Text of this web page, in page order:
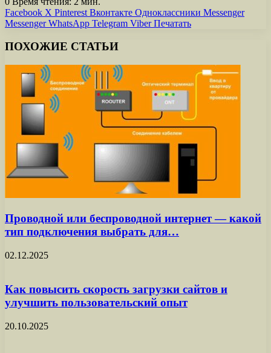
Facebook X Pinterest Вконтакте Одноклассники Messenger
Messenger WhatsApp Telegram Viber Печатать
ПОХОЖИЕ СТАТЬИ
Проводной или беспроводной интернет — какой
тип подключения выбрать для…
02.12.2025
Как повысить скорость загрузки сайтов и
улучшить пользовательский опыт
20.10.2025